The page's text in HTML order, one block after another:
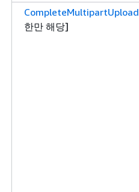
CompleteMultipartUpload
한만 해당]